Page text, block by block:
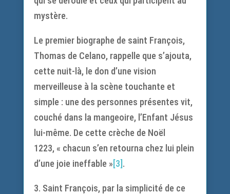
mystère.
Le premier biographe de saint François,
Thomas de Celano, rappelle que s’ajouta,
cette nuit-là, le don d’une vision
merveilleuse à la scène touchante et
simple : une des personnes présentes vit,
couché dans la mangeoire, l’Enfant Jésus
lui-même. De cette crèche de Noël
1223, « chacun s’en retourna chez lui plein
d’une joie ineffable »[3].
3. Saint François, par la simplicité de ce